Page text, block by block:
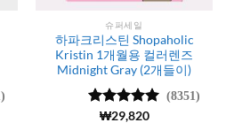
슈퍼세일
하파크리스틴 Shopaholic
Kristin 1개월용 컬러렌즈
Midnight Gray (2개들이)
5 중에서
(8351)
₩29,820